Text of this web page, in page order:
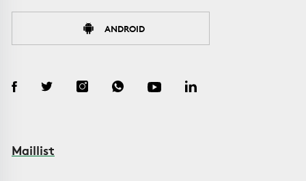
ANDROID
Maillist